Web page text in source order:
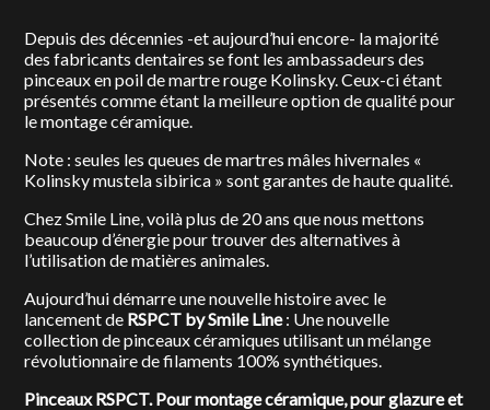
Depuis des décennies -et aujourd’hui encore- la majorité
des fabricants dentaires se font les ambassadeurs des
pinceaux en poil de martre rouge Kolinsky. Ceux-ci étant
présentés comme étant la meilleure option de qualité pour
le montage céramique.
Note : seules les queues de martres mâles hivernales «
Kolinsky mustela sibirica » sont garantes de haute qualité.
Chez Smile Line, voilà plus de 20 ans que nous mettons
beaucoup d’énergie pour trouver des alternatives à
l’utilisation de matières animales.
Aujourd’hui démarre une nouvelle histoire avec le
lancement de RSPCT by Smile Line: Une nouvelle
collection de pinceaux céramiques utilisant un mélange
révolutionnaire de filaments 100% synthétiques.
Pinceaux RSPCT. Pour montage céramique, pour glazure et